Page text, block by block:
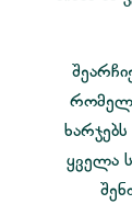
ყველა